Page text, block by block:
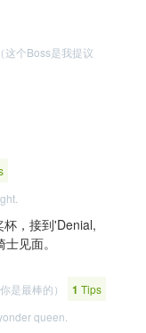
（这个Boss是我提议
，接到'Denial,
见面。
是最棒的） 1 Tips
queen.